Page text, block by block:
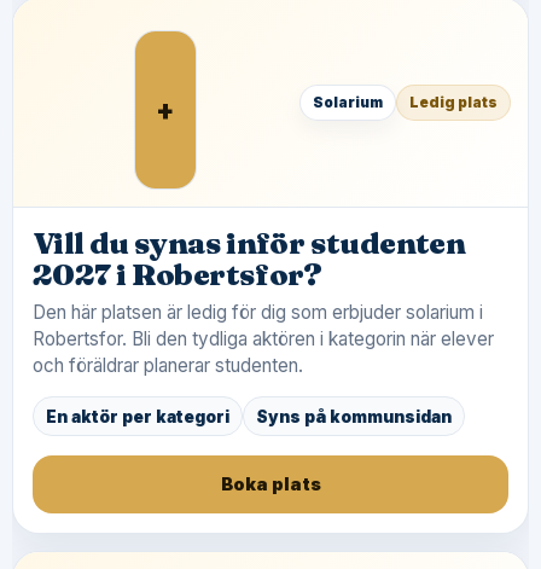
+ Solarium Ledig plats
Vill du synas inför studenten
2027 i Robertsfor?
Den här platsen är ledig för dig som erbjuder solarium i
Robertsfor. Bli den tydliga aktören i kategorin när elever
och föräldrar planerar studenten.
En aktör per kategori Syns på kommunsidan
Boka plats